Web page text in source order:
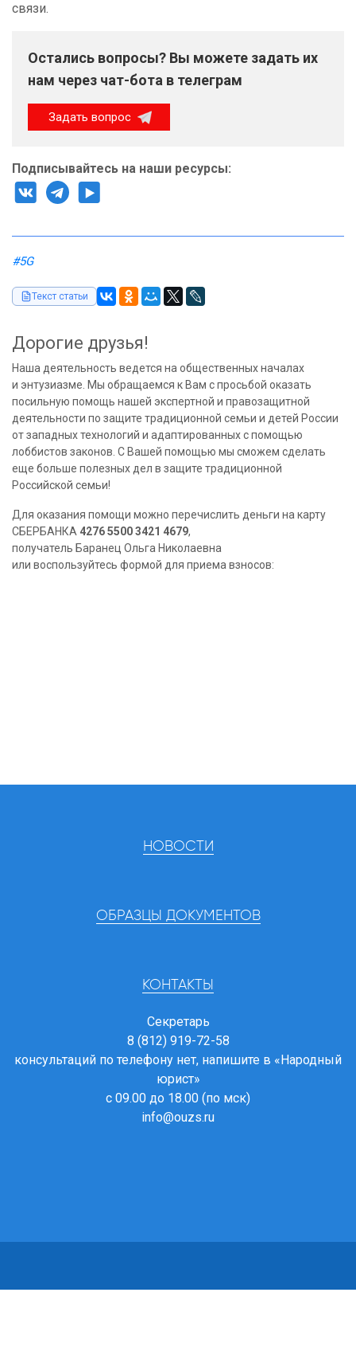
связи.
Остались вопросы? Вы можете задать их
нам через чат-бота в телеграм
Задать вопрос
Подписывайтесь на наши ресурсы:
#5G
Текст статьи
Дорогие друзья!
Наша деятельность ведется на общественных началах
и энтузиазме. Мы обращаемся к Вам с просьбой оказать
посильную помощь нашей экспертной и правозащитной
деятельности по защите традиционной семьи и детей России
от западных технологий и адаптированных с помощью
лоббистов законов. С Вашей помощью мы сможем сделать
еще больше полезных дел в защите традиционной
Российской семьи!
Для оказания помощи можно перечислить деньги на карту
СБЕРБАНКА 4276 5500 3421 4679,
получатель Баранец Ольга Николаевна
или воспользуйтесь формой для приема взносов:
НОВОСТИ
ОБРАЗЦЫ ДОКУМЕНТОВ
КОНТАКТЫ
Секретарь
8 (812) 919-72-58
консультаций по телефону нет, напишите в «Народный
юрист»
с 09.00 до 18.00 (по мск)
info@ouzs.ru